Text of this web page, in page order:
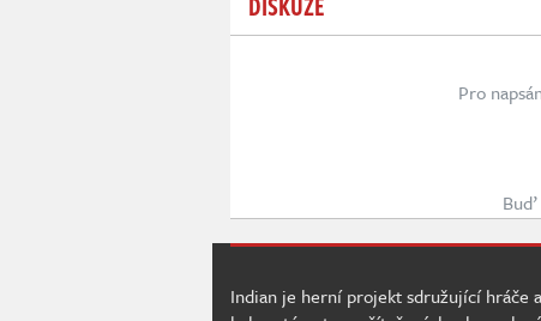
Pro
Buď
Indian je herní projekt sdružující hráče